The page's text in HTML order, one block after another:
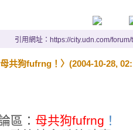
引用網址：https://city.udn.com/
共狗fufrng！〉(2004-10-28,
區： 母共狗fufrng ！